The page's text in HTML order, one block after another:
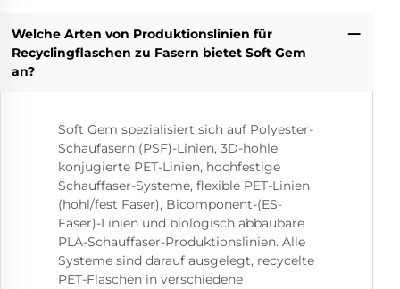
Welche Arten von Produktionslinien für
Recyclingflaschen zu Fasern bietet Soft Gem
an?
Soft Gem spezialisiert sich auf Polyester-
Schaufasern (PSF)-Linien, 3D-hohle
konjugierte PET-Linien, hochfestige
Schauffaser-Systeme, flexible PET-Linien
(hohl/fest Faser), Bicomponent-(ES-
Faser)-Linien und biologisch abbaubare
PLA-Schauffaser-Produktionslinien. Alle
Systeme sind darauf ausgelegt, recycelte
PET-Flaschen in verschiedene